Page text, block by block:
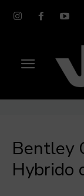
Bentley
Hybrido